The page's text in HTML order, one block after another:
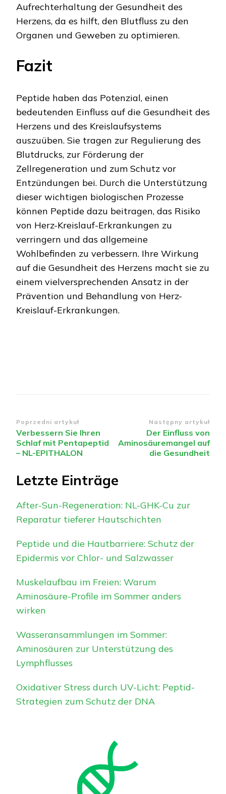
Aufrechterhaltung der Gesundheit des
Herzens, da es hilft, den Blutfluss zu den
Organen und Geweben zu optimieren.
Fazit
Peptide haben das Potenzial, einen
bedeutenden Einfluss auf die Gesundheit des
Herzens und des Kreislaufsystems
auszuüben. Sie tragen zur Regulierung des
Blutdrucks, zur Förderung der
Zellregeneration und zum Schutz vor
Entzündungen bei. Durch die Unterstützung
dieser wichtigen biologischen Prozesse
können Peptide dazu beitragen, das Risiko
von Herz-Kreislauf-Erkrankungen zu
verringern und das allgemeine
Wohlbefinden zu verbessern. Ihre Wirkung
auf die Gesundheit des Herzens macht sie zu
einem vielversprechenden Ansatz in der
Prävention und Behandlung von Herz-
Kreislauf-Erkrankungen.
Nawigacja
wpisu
Poprzedni artykuł
Verbessern Sie Ihren
Schlaf mit Pentapeptid
– NL-EPITHALON
Następny artykuł
Der Einfluss von
Aminosäuremangel auf
die Gesundheit
Letzte Einträge
After-Sun-Regeneration: NL-GHK-Cu zur
Reparatur tieferer Hautschichten
Peptide und die Hautbarriere: Schutz der
Epidermis vor Chlor- und Salzwasser
Muskelaufbau im Freien: Warum
Aminosäure-Profile im Sommer anders
wirken
Wasseransammlungen im Sommer:
Aminosäuren zur Unterstützung des
Lymphflusses
Oxidativer Stress durch UV-Licht: Peptid-
Strategien zum Schutz der DNA